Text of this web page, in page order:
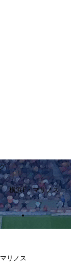
横浜F・マリノス
リノス